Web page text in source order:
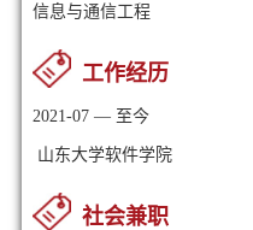
信息与通信工程
工作经历
2021-07 — 至今
山东大学软件学院
社会兼职